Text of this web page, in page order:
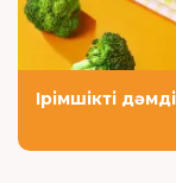
Ірімшікті